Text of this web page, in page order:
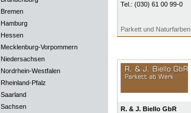
Bremen
Hamburg
Hessen
Mecklenburg-Vorpommern
Niedersachsen
Nordrhein-Westfalen
Rheinland-Pfalz
Saarland
Sachsen
Tel.: (030) 61 00 99-0
Parkett und Naturfarben
R. & J. Biello GbR